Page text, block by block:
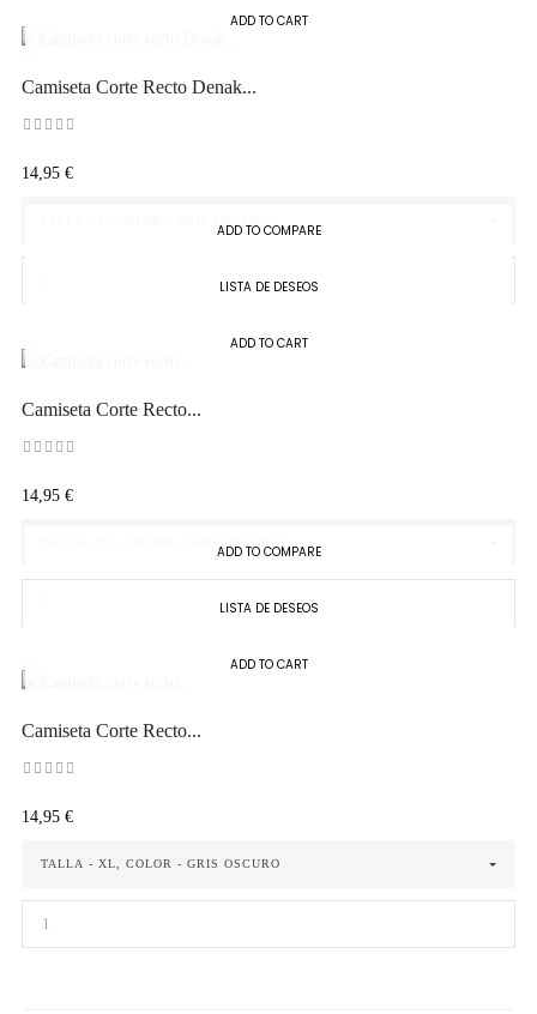
ADD TO CART
Camiseta Corte Recto Denak...
Precio
14,95 €
ADD TO COMPARE
LISTA DE DESEOS
ADD TO CART
Camiseta Corte Recto...
Precio
14,95 €
ADD TO COMPARE
LISTA DE DESEOS
ADD TO CART
Camiseta Corte Recto...
Precio
14,95 €
TALLA - XL, COLOR - GRIS OSCURO